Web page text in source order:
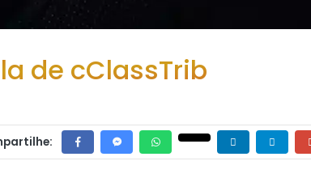
de cClassTrib